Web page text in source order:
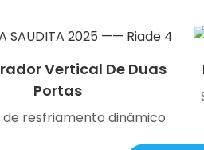
Vertical De Duas
Portas
de resfriamento dinâmico